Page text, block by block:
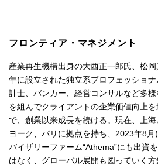
フロンティア・マネジメント
産業再生機構出身の大西正一郎氏、松
年に設立された独立系プロフェッショ
計士、バンカー、経営コンサルなど多
を組んでクライアントの企業価値向上
で、創業以来成長を続ける。現在、上
ヨーク、パリに拠点を持ち、2023年8月
バイザリーファーム“Athema”にも出資
はなく、グローバル展開も図っていく方